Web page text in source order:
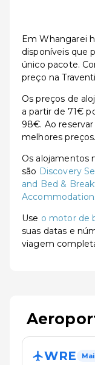
Em Whangarei
disponíveis que
único pacote.
preço na
Os preços de
a partir de 71€
98€. Ao
melhores preços.
Os alojamentos
são Discovery
and Bed &
Accommodation
Use o motor de
suas datas e
viagem
WRE